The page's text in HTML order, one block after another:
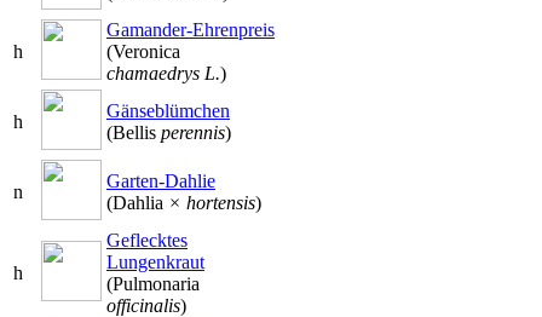
h
Gamander-Ehrenpreis
(Veronica
chamaedrys L.)
h
Gänseblümchen
(Bellis perennis)
n
Garten-Dahlie
(Dahlia × hortensis)
h
Geflecktes
Lungenkraut
(Pulmonaria
officinalis)